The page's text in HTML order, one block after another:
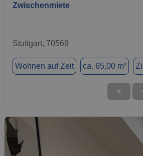
Zwischenmiete
Stuttgart, 70569
Wohnen auf Zeit ca. 65,00 m²
★